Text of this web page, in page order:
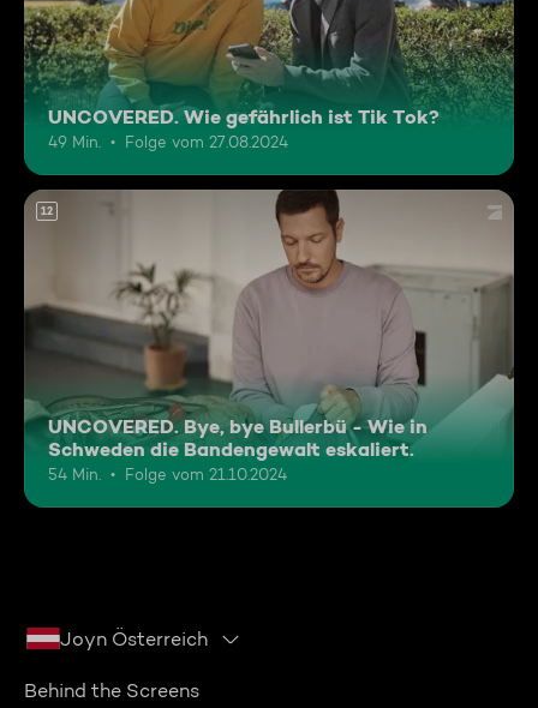
UNCOVERED. Wie gefährlich ist Tik Tok?
49 Min. Folge vom 27.08.2024
12
UNCOVERED. Bye, bye Bullerbü - Wie in
Schweden die Bandengewalt eskaliert.
54 Min. Folge vom 21.10.2024
Joyn Österreich
Behind the Screens